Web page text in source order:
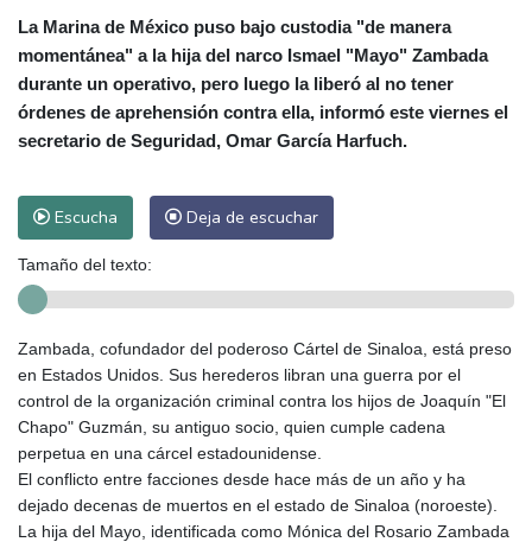
La Marina de México puso bajo custodia "de manera
momentánea" a la hija del narco Ismael "Mayo" Zambada
durante un operativo, pero luego la liberó al no tener
órdenes de aprehensión contra ella, informó este viernes el
secretario de Seguridad, Omar García Harfuch.
Escucha Deja de escuchar
Tamaño del texto:
Zambada, cofundador del poderoso Cártel de Sinaloa, está preso
en Estados Unidos. Sus herederos libran una guerra por el
control de la organización criminal contra los hijos de Joaquín "El
Chapo" Guzmán, su antiguo socio, quien cumple cadena
perpetua en una cárcel estadounidense.
El conflicto entre facciones desde hace más de un año y ha
dejado decenas de muertos en el estado de Sinaloa (noroeste).
La hija del Mayo, identificada como Mónica del Rosario Zambada